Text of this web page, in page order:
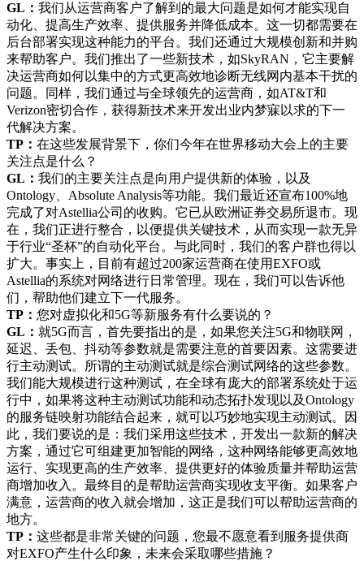
GL： 我们从运营商客户了解到的最大问题是如何才能实现自
动化、提高生产效率、提供服务并降低成本。这一切都需要在
后台部署实现这种能力的平台。我们还通过大规模创新和并购
来帮助客户。我们推出了一些新技术，如SkyRAN，它主要解
决运营商如何以集中的方式更高效地诊断无线网内基本干扰的
问题。同样，我们通过与全球领先的运营商，如AT&T和
Verizon密切合作，获得新技术来开发出业内梦寐以求的下一
代解决方案。
TP： 在这些发展背景下，你们今年在世界移动大会上的主要
关注点是什么？
GL： 我们的主要关注点是向用户提供新的体验，以及
Ontology、Absolute Analysis等功能。我们最近还宣布100%地
完成了对Astellia公司的收购。它已从欧洲证券交易所退市。现
在，我们正进行整合，以便提供关键技术，从而实现一款无异
于行业“圣杯”的自动化平台。与此同时，我们的客户群也得以
扩大。事实上，目前有超过200家运营商在使用EXFO或
Astellia的系统对网络进行日常管理。现在，我们可以告诉他
们，帮助他们建立下一代服务。
TP： 您对虚拟化和5G等新服务有什么要说的？
GL： 就5G而言，首先要指出的是，如果您关注5G和物联网，
延迟、丢包、抖动等参数就是需要注意的首要因素。这需要进
行主动测试。所谓的主动测试就是综合测试网络的这些参数。
我们能大规模进行这种测试，在全球有庞大的部署系统处于运
行中，如果将这种主动测试功能和动态拓扑发现以及Ontology
的服务链映射功能结合起来，就可以巧妙地实现主动测试。因
此，我们要说的是：我们采用这些技术，开发出一款新的解决
方案，通过它可组建更加智能的网络，这种网络能够更高效地
运行、实现更高的生产效率、提供更好的体验质量并帮助运营
商增加收入。最终目的是帮助运营商实现收支平衡。如果客户
满意，运营商的收入就会增加，这正是我们可以帮助运营商的
地方。
TP： 这些都是非常关键的问题，您最不愿意看到服务提供商
对EXFO产生什么印象，未来会采取哪些措施？